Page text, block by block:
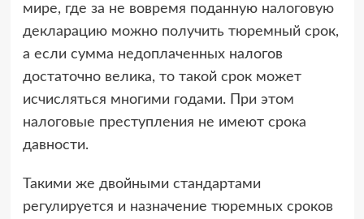
мире, где за не вовремя поданную налоговую
декларацию можно получить тюремный срок,
а если сумма недоплаченных налогов
достаточно велика, то такой срок может
исчисляться многими годами. При этом
налоговые преступления не имеют срока
давности.
Такими же двойными стандартами
регулируется и назначение тюремных сроков